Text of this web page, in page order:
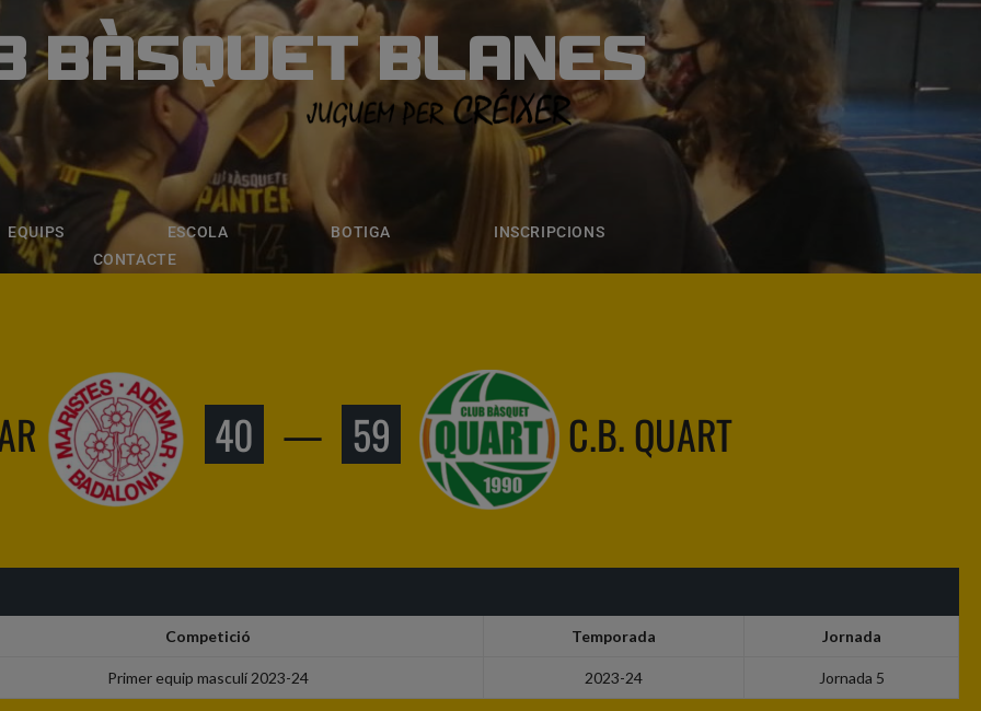
BÀSQUET BLANES
EQUIPS ESCOLA BOTIGA
INSCRIPCIONS
CONTACTE
BLANES
ESCOLA BOTIGA INSCRIPCIONS
40 — 59 C.B. QUART
Competició Temporada Jornada
Primer equip masculí 2023-24 2023-24 Jornada 5